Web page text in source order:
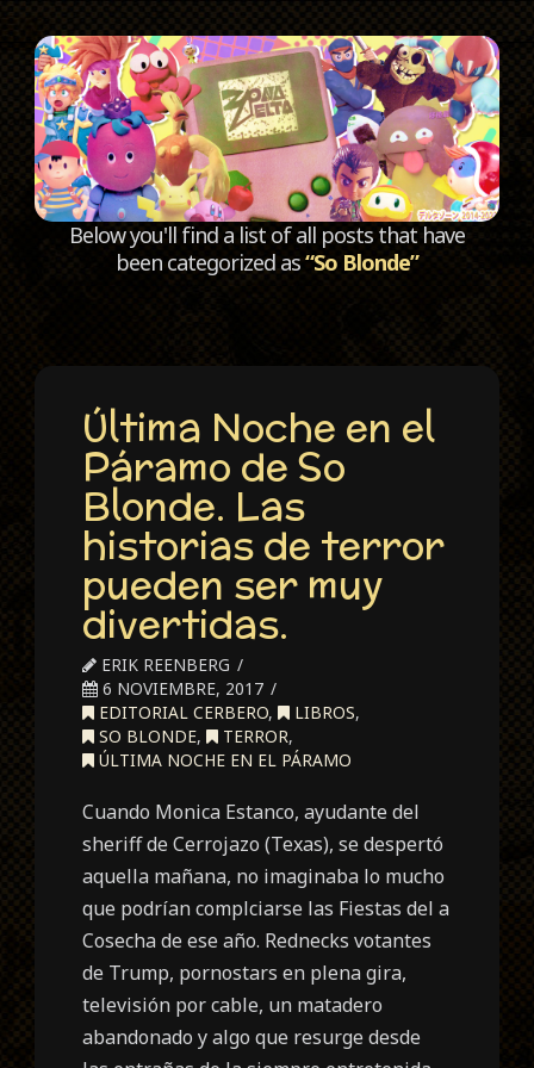
Below you'll find a list of all posts that have
been categorized as“So Blonde”
Última Noche en el
Páramo de So
Blonde. Las
historias de terror
pueden ser muy
divertidas.
ERIK REENBERG
6 NOVIEMBRE, 2017
EDITORIAL CERBERO, LIBROS,
SO BLONDE, TERROR,
ÚLTIMA NOCHE EN EL PÁRAMO
Cuando Monica Estanco, ayudante del
sheriff de Cerrojazo (Texas), se despertó
aquella mañana, no imaginaba lo mucho
que podrían complciarse las Fiestas del a
Cosecha de ese año. Rednecks votantes
de Trump, pornostars en plena gira,
televisión por cable, un matadero
abandonado y algo que resurge desde